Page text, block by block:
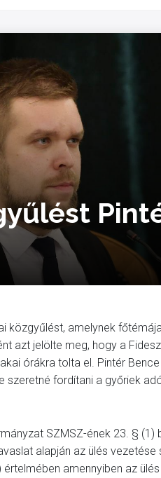
közgyűlést, amelynek
azt jelölte meg, hogy a
órákra tolta el. Pintér
szeretné fordítani a győriek
SZMSZ-ének 23. § (1)
alapján az ülés
amennyiben az